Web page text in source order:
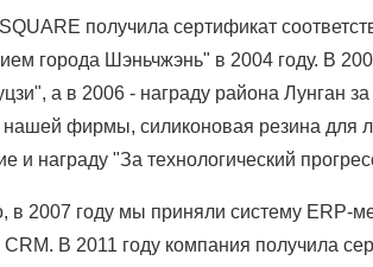
получила сертификат
города Шэньчжэнь" в 2004 году. В
а в 2006 - награду района Лунган
нашей фирмы, силиконовая резина для
и награду "За технологический
в 2007 году мы приняли систему
В 2011 году компания получила